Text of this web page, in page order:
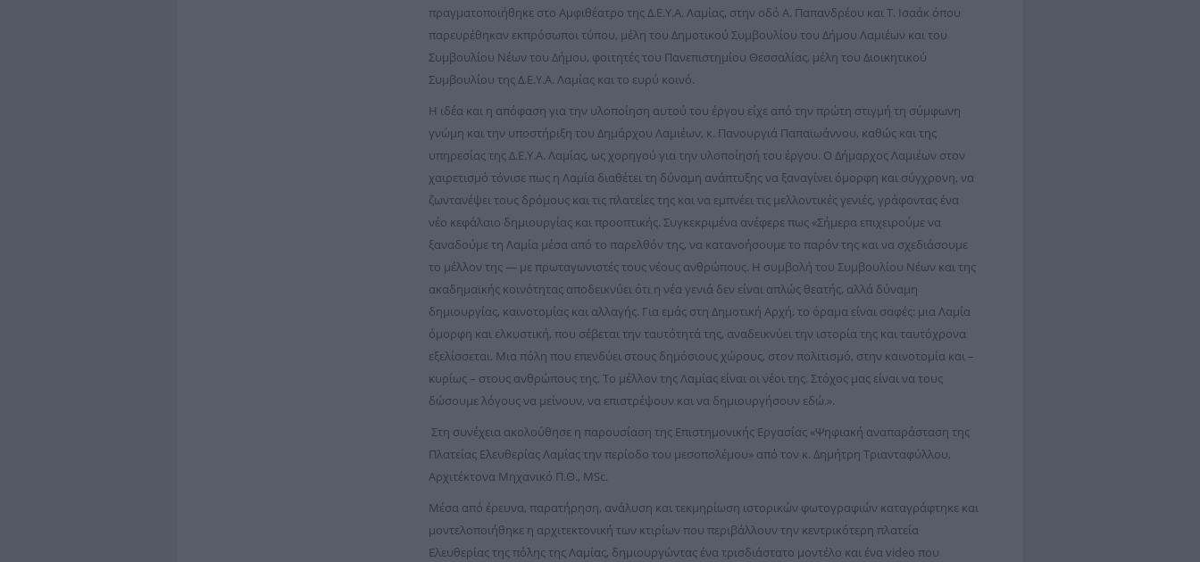
πραγματοποιήθηκε στο Αμφιθέατρο της Δ.Ε.Υ.Α. Λαμίας, στην οδό Α. Παπανδρέου και Τ. Ισαάκ όπου
παρευρέθηκαν εκπρόσωποι τύπου, μέλη του Δημοτικού Συμβουλίου του Δήμου Λαμιέων και του
Συμβουλίου Νέων του Δήμου, φοιτητές του Πανεπιστημίου Θεσσαλίας, μέλη του Διοικητικού
Συμβουλίου της Δ.Ε.Υ.Α. Λαμίας και το ευρύ κοινό.
Η ιδέα και η απόφαση για την υλοποίηση αυτού του έργου είχε από την πρώτη στιγμή τη σύμφωνη
γνώμη και την υποστήριξη του Δημάρχου Λαμιέων, κ. Πανουργιά Παπαϊωάννου, καθώς και της
υπηρεσίας της Δ.Ε.Υ.Α. Λαμίας, ως χορηγού για την υλοποίησή του έργου. Ο Δήμαρχος Λαμιέων στον
χαιρετισμό τόνισε πως η Λαμία διαθέτει τη δύναμη ανάπτυξης να ξαναγίνει όμορφη και σύγχρονη, να
ζωντανέψει τους δρόμους και τις πλατείες της και να εμπνέει τις μελλοντικές γενιές, γράφοντας ένα
νέο κεφάλαιο δημιουργίας και προοπτικής. Συγκεκριμένα ανέφερε πως «Σήμερα επιχειρούμε να
ξαναδούμε τη Λαμία μέσα από το παρελθόν της, να κατανοήσουμε το παρόν της και να σχεδιάσουμε
το μέλλον της — με πρωταγωνιστές τους νέους ανθρώπους. Η συμβολή του Συμβουλίου Νέων και της
ακαδημαϊκής κοινότητας αποδεικνύει ότι η νέα γενιά δεν είναι απλώς θεατής, αλλά δύναμη
δημιουργίας, καινοτομίας και αλλαγής. Για εμάς στη Δημοτική Αρχή, το όραμα είναι σαφές: μια Λαμία
όμορφη και ελκυστική, που σέβεται την ταυτότητά της, αναδεικνύει την ιστορία της και ταυτόχρονα
εξελίσσεται. Μια πόλη που επενδύει στους δημόσιους χώρους, στον πολιτισμό, στην καινοτομία και –
κυρίως – στους ανθρώπους της. Το μέλλον της Λαμίας είναι οι νέοι της. Στόχος μας είναι να τους
δώσουμε λόγους να μείνουν, να επιστρέψουν και να δημιουργήσουν εδώ.».
Στη συνέχεια ακολούθησε η παρουσίαση της Επιστημονικής Εργασίας «Ψηφιακή αναπαράσταση της
Πλατείας Ελευθερίας Λαμίας την περίοδο του μεσοπολέμου» από τον κ. Δημήτρη Τριανταφύλλου,
Αρχιτέκτονα Μηχανικό Π.Θ., MSc.
Μέσα από έρευνα, παρατήρηση, ανάλυση και τεκμηρίωση ιστορικών φωτογραφιών καταγράφτηκε και
μοντελοποιήθηκε η αρχιτεκτονική των κτιρίων που περιβάλλουν την κεντρικότερη πλατεία
Ελευθερίας της πόλης της Λαμίας, δημιουργώντας ένα τρισδιάστατο μοντέλο και ένα video που